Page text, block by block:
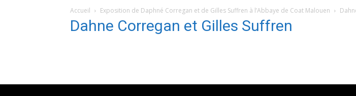
Accueil Exposition de Daphné Corregan et de Gilles Suffren à l’Abbaye de Coat Malouen
Dahne Corregan et Gilles Suffren